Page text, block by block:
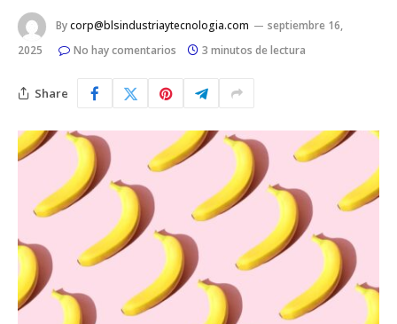
Bycorp@blsindustriaytecnologia.com
septiembre 16,
2025
No hay comentarios 3 minutos de lectura
Share